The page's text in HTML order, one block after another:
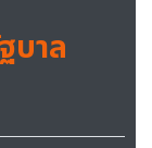
บาล